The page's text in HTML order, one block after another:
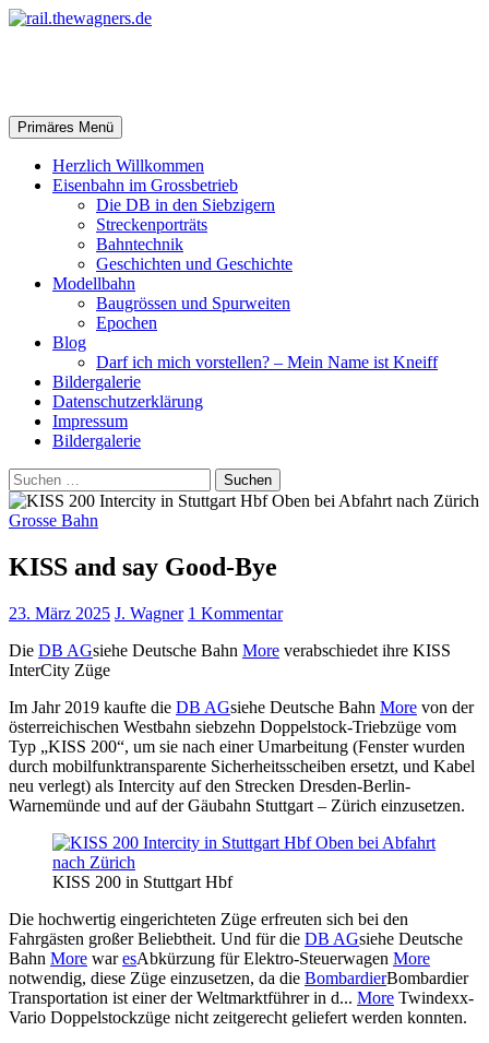
Zum
Suchen
Primäres Menü
Herzlich Willkommen
Eisenbahn im Grossbetrieb
Die DB in den Siebzigern
Streckenporträts
Bahntechnik
Geschichten und Geschichte
Modellbahn
Baugrössen und Spurweiten
Epochen
Blog
Darf ich mich vorstellen? – Mein Name ist Kneiff
Bildergalerie
Datenschutzerklärung
Impressum
Bildergalerie
Suchen
nach:
Grosse Bahn
KISS and say Good-Bye
23. März 2025 J. Wagner 1 Kommentar
Die DB AGsiehe Deutsche Bahn More verabschiedet ihre KISS
InterCity Züge
Im Jahr 2019 kaufte die DB AGsiehe Deutsche Bahn More von der
österreichischen Westbahn siebzehn Doppelstock-Triebzüge vom
Typ „KISS 200“, um sie nach einer Umarbeitung (Fenster wurden
durch mobilfunktransparente Sicherheitsscheiben ersetzt, und Kabel
neu verlegt) als Intercity auf den Strecken Dresden-Berlin-
Warnemünde und auf der Gäubahn Stuttgart – Zürich einzusetzen.
KISS 200 in Stuttgart Hbf
Die hochwertig eingerichteten Züge erfreuten sich bei den
Fahrgästen großer Beliebtheit. Und für die DB AGsiehe Deutsche
Bahn More waresAbkürzung für Elektro-Steuerwagen More
notwendig, diese Züge einzusetzen, da die BombardierBombardier
Transportation ist einer der Weltmarktführer in d... More Twindexx-
Vario Doppelstockzüge nicht zeitgerecht geliefert werden konnten.